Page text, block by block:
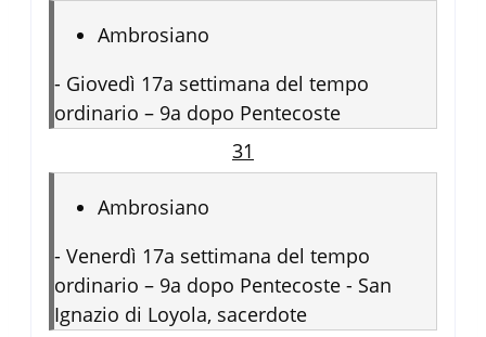
Ambrosiano
- Giovedì 17a settimana del tempo
ordinario – 9a dopo Pentecoste
31
Ambrosiano
- Venerdì 17a settimana del tempo
ordinario – 9a dopo Pentecoste - San
Ignazio di Loyola, sacerdote